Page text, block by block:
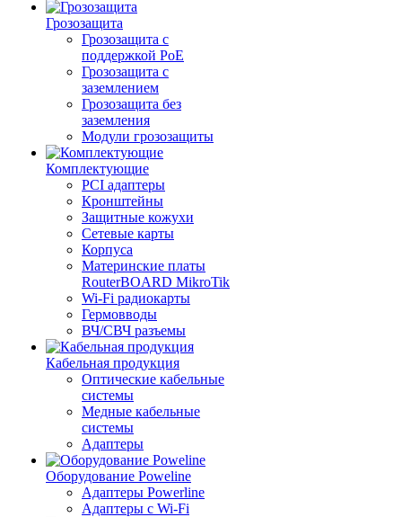
Грозозащита
Грозозащита с
поддержкой PoE
Грозозащита с
заземлением
Грозозащита без
заземления
Модули грозозащиты
Комплектующие
PCI адаптеры
Кронштейны
Защитные кожухи
Сетевые карты
Корпуса
Материнские платы
RouterBOARD MikroTik
Wi-Fi радиокарты
Гермовводы
ВЧ/СВЧ разъемы
Кабельная продукция
Оптические кабельные
системы
Медные кабельные
системы
Адаптеры
Оборудование Poweline
Адаптеры Powerline
Адаптеры с Wi-Fi